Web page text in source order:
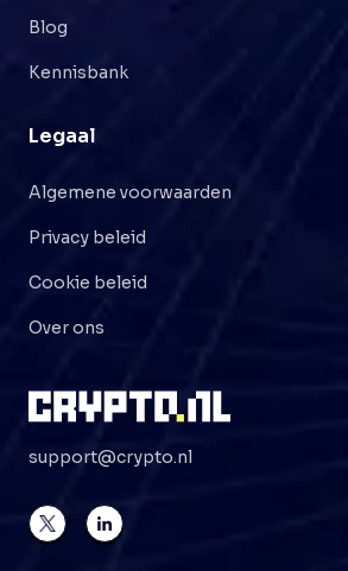
Blog
Kennisbank
Legaal
Algemene voorwaarden
Privacy beleid
Cookie beleid
Over ons
support@crypto.nl